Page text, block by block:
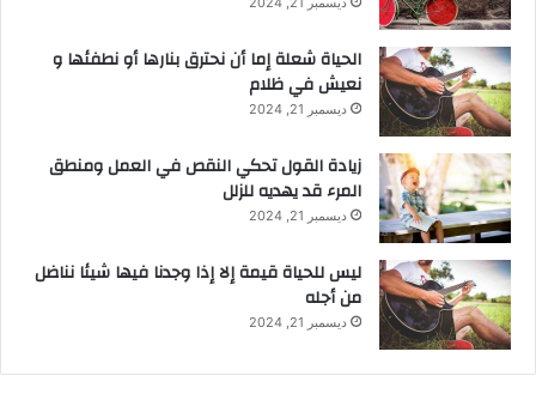
الحياة شعلة إما أن نحترق بنارها أو نطفئها و
نعيش في ظلام
ديسمبر 21, 2024
زيادة القول تحكي النقص في العمل ومنطق
المرء قد يهديه للزلل
ديسمبر 21, 2024
ليس للحياة قيمة إلا إذا وجدنا فيها شيئا نناضل
من أجله
ديسمبر 21, 2024